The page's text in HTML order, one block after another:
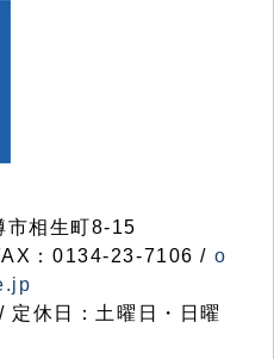
相生町8-15
：0134-23-7106 / o
休日：土曜日・日曜